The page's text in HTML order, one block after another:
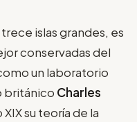
islas grandes, es
conservadas del
un laboratorio
británico Charles
su teoría de la